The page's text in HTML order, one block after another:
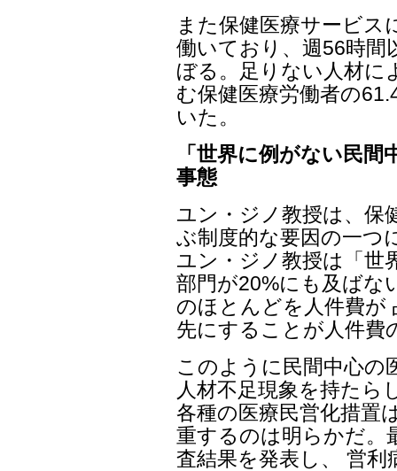
また保健医療サービス
働いており、週56時間
ぼる。足りない人材に
む保健医療労働者の
いた。
「世界に例がない民
事態
ユン・ジノ教授は、保
ぶ制度的な要因の一つ
ユン・ジノ教授は「世
部門が20%にも及ばな
のほとんどを人件費が
先にすることが人件費
このように民間中心の
人材不足現象を持たら
各種の医療民営化措置
重するのは明らかだ。
査結果を発表し、 営